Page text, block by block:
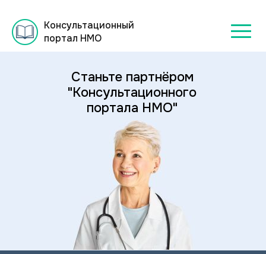
Консультационный
портал НМО
Станьте партнёром
"Консультационного
портала НМО"